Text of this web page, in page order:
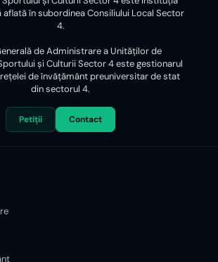
în subordinea Consiliului Local Sector
4.
de Administrare a Unităților de
și Culturii Sector 4 este gestionarul
de învăţământ preuniversitar de stat
din sectorul 4.
Petiții Contact